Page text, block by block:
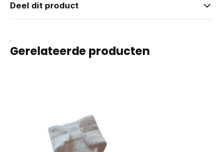
Deel dit product
.
Gerelateerde producten